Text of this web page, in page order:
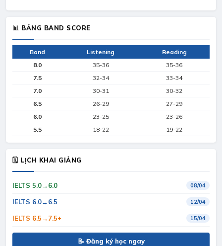
📊 BẢNG BAND SCORE
Band Listening
Reading
8.0
35-36
35-36
7.5
32-34
33-34
7.0
30-31
30-32
6.5
26-29
27-29
6.0
23-25
23-26
5.5
18-22 19-22
🗓 LỊCH KHAI GIẢNG
IELTS 5.0→6.0 08/04
IELTS 6.0→6.5 12/04
IELTS 6.5→7.5+ 15/04
📝 Đăng ký học ngay